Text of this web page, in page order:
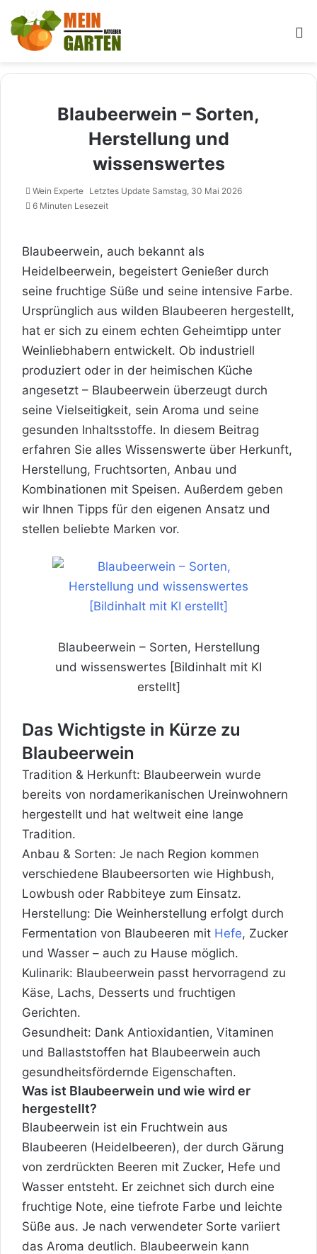
Blaubeerwein – Sorten,
Herstellung und
wissenswertes
Wein Experte Letztes Update Samstag, 30 Mai 2026
6 Minuten Lesezeit
Blaubeerwein, auch bekannt als
Heidelbeerwein, begeistert Genießer durch
seine fruchtige Süße und seine intensive Farbe.
Ursprünglich aus wilden Blaubeeren hergestellt,
hat er sich zu einem echten Geheimtipp unter
Weinliebhabern entwickelt. Ob industriell
produziert oder in der heimischen Küche
angesetzt – Blaubeerwein überzeugt durch
seine Vielseitigkeit, sein Aroma und seine
gesunden Inhaltsstoffe. In diesem Beitrag
erfahren Sie alles Wissenswerte über Herkunft,
Herstellung, Fruchtsorten, Anbau und
Kombinationen mit Speisen. Außerdem geben
wir Ihnen Tipps für den eigenen Ansatz und
stellen beliebte Marken vor.
Blaubeerwein – Sorten, Herstellung
und wissenswertes [Bildinhalt mit KI
erstellt]
Das Wichtigste in Kürze zu
Blaubeerwein
Tradition & Herkunft: Blaubeerwein wurde
bereits von nordamerikanischen Ureinwohnern
hergestellt und hat weltweit eine lange
Tradition.
Anbau & Sorten: Je nach Region kommen
verschiedene Blaubeersorten wie Highbush,
Lowbush oder Rabbiteye zum Einsatz.
Herstellung: Die Weinherstellung erfolgt durch
Fermentation von Blaubeeren mit Hefe, Zucker
und Wasser – auch zu Hause möglich.
Kulinarik: Blaubeerwein passt hervorragend zu
Käse, Lachs, Desserts und fruchtigen
Gerichten.
Gesundheit: Dank Antioxidantien, Vitaminen
und Ballaststoffen hat Blaubeerwein auch
gesundheitsfördernde Eigenschaften.
Was ist Blaubeerwein und wie wird er
hergestellt?
Blaubeerwein ist ein Fruchtwein aus
Blaubeeren (Heidelbeeren), der durch Gärung
von zerdrückten Beeren mit Zucker, Hefe und
Wasser entsteht. Er zeichnet sich durch eine
fruchtige Note, eine tiefrote Farbe und leichte
Süße aus. Je nach verwendeter Sorte variiert
das Aroma deutlich. Blaubeerwein kann